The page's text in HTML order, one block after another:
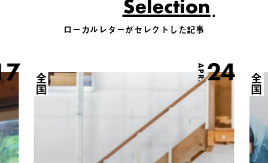
ローカルレターがセレクトした記事
APR.24
全国 全国